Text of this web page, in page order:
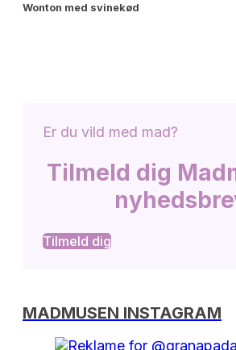
Wonton med svinekød
Er du vild med mad?
Tilmeld dig
Tilmeld dig
MADMUSEN INSTAGRAM